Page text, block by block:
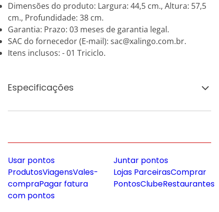
Dimensões do produto: Largura: 44,5 cm., Altura: 57,5
cm., Profundidade: 38 cm.
Garantia: Prazo: 03 meses de garantia legal.
SAC do fornecedor (E-mail): sac@xalingo.com.br.
Itens inclusos: - 01 Triciclo.
Especificações
Usar pontos
ProdutosViagensVales-
compraPagar fatura
com pontos
Juntar pontos
Lojas ParceirasComprar
PontosClubeRestaurantes